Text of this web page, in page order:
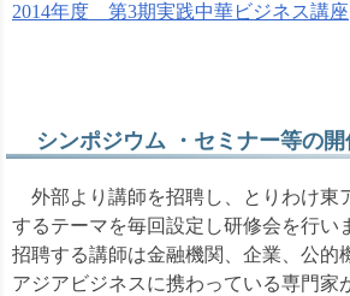
2014年度 第3期実践中華ビジネス講座
シンポジウム ・セミナー等の開
外部より講師を招聘し、とりわけ東
するテーマを毎回設定し研修会を行い
招聘する講師は金融機関、企業、公的
アジアビジネスに携わっている専門家